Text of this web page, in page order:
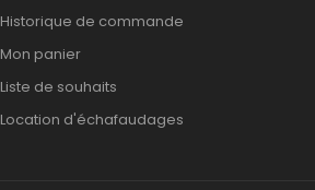
Historique de commande
Mon panier
Liste de souhaits
Location d'échafaudages